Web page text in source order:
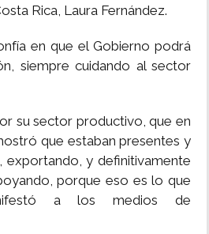
Rica, Laura Fernández.
en que el Gobierno podrá
siempre cuidando al sector
su sector productivo, que en
que estaban presentes y
exportando, y definitivamente
porque eso es lo que
a los medios de